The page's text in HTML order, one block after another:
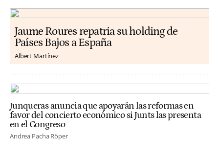
Jaume Roures repatria su holding de
Países Bajos a España
Albert Martínez
Junqueras anuncia que apoyarán las reformas en
favor del concierto económico si Junts las presenta
en el Congreso
Andrea Pacha Röper